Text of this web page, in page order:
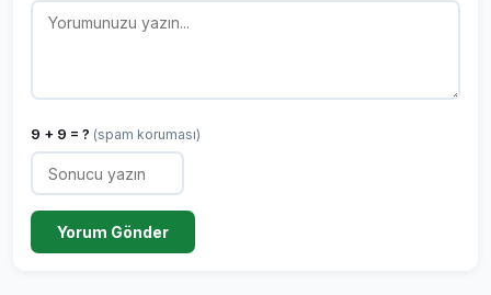
9 + 9 = ? (spam koruması)
Yorum Gönder